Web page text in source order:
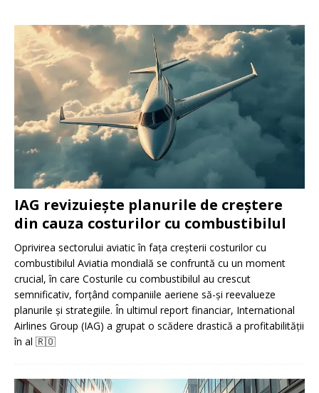
IAG revizuiește planurile de creștere
din cauza costurilor cu combustibilul
Oprivirea sectorului aviatic în fața creșterii costurilor cu
combustibilul Aviatia mondială se confruntă cu un moment
crucial, în care Costurile cu combustibilul au crescut
semnificativ, forțând companiile aeriene să-și reevalueze
planurile și strategiile. În ultimul report financiar, International
Airlines Group (IAG) a grupat o scădere drastică a profitabilității
în al 🇷🇴